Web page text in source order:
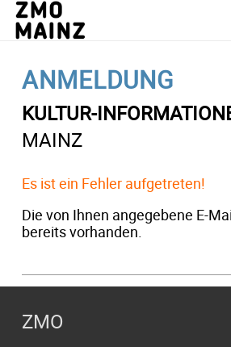
ANMELDUNG
KULTUR-
MAINZ
Es ist ein Fehler aufgetreten!
Die von Ihnen angegebene E-
bereits vorhanden.
ZMO